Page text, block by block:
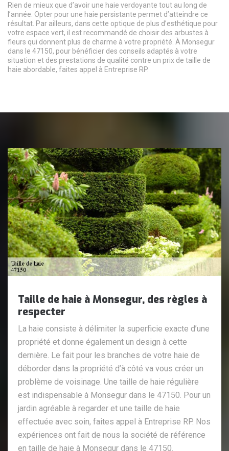
Rien de mieux que d’avoir une haie verdoyante tout au long de
l’année. Opter pour une haie persistante permet d’atteindre ce
résultat. Par ailleurs, dans cette optique de plus d’esthétique pour
votre espace vert, il est recommandé de choisir des arbustes à
fleurs qui donnent plus de charme à votre propriété. À Monsegur
dans le 47150, pour bénéficier des conseils adaptés à votre
situation et des prestations de qualité contre un prix de taille de
haie abordable, faites appel à Entreprise RP.
Taille de haie à Monsegur, des règles à
respecter
La haie consiste à délimiter la superficie exacte d’une
propriété et donne également un design à cette
dernière. Le fait pour les branches de votre haie de
déborder dans la propriété d’à côté va vous créer un
problème de voisinage. Une taille de haie régulière
est indispensable à Monsegur dans le 47150. Pour un
jardin agréable à regarder et une taille de haie
effectuée avec soin, faites appel à Entreprise RP. Nos
expériences ont fait de nous la société de référence
en taille de haie à Monsegur dans le 47150.